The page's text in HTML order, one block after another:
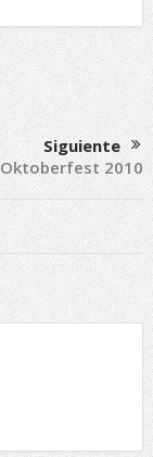
Siguiente
Oktoberfest 2010